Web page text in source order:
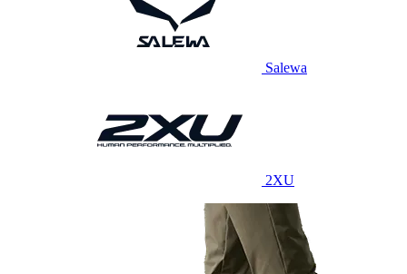
Salewa
2XU